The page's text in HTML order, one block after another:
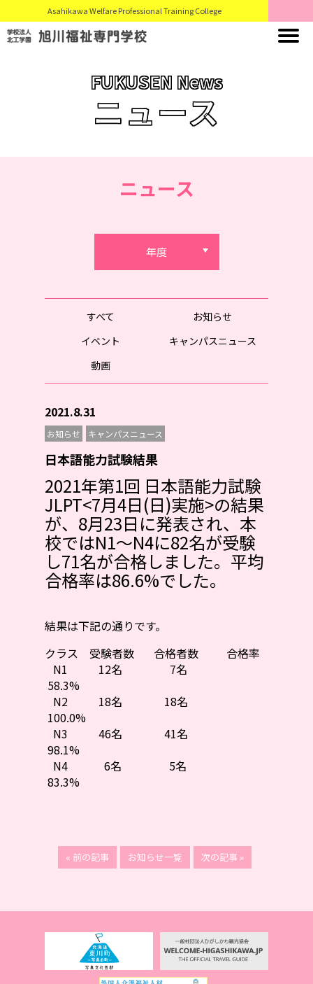
Asahikawa Welfare Professional Training College
FUKUSEN News
ニュース
ニュース
年度
すべて
お知らせ
イベント
キャンパスニュース
動画
2021.8.31
お知らせ キャンパスニュース
日本語能力試験結果
2021年第1回 日本語能力試験
JLPT<7月4日(日)実施>の結果
が、8月23日に発表され、本
校ではN1～N4に82名が受験
し71名が合格しました。平均
合格率は86.6%でした。
結果は下記の通りです。
クラス 受験者数 合格者数 合格率
N1 12名 7名
58.3%
N2 18名 18名
100.0%
N3 46名 41名
98.1%
N4 6名 5名
83.3%
« 前の記事 お知らせ一覧 次の記事 »